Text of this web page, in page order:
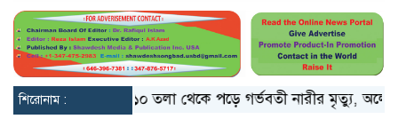
শিরোনাম :
মিয়ানমার ১০ তলা থেকে পড়ে গর্ভবতী নারীর মৃত্যু,